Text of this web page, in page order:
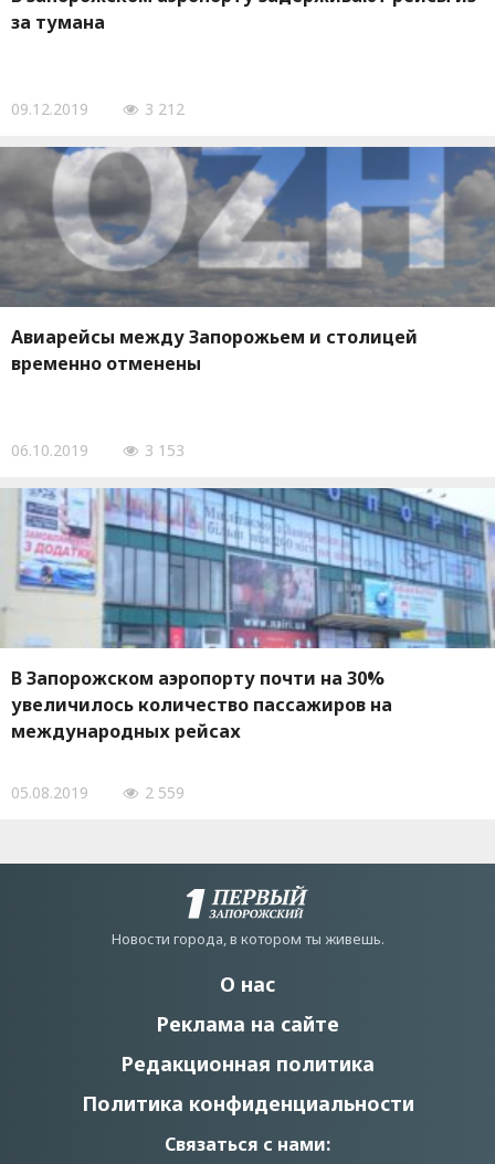
за тумана
09.12.2019 3 212
Авиарейсы между Запорожьем и столицей
временно отменены
06.10.2019 3 153
В Запорожском аэропорту почти на 30%
увеличилось количество пассажиров на
международных рейсах
05.08.2019 2 559
Новости города, в котором ты живешь.
О нас
Реклама на сайте
Редакционная политика
Политика конфиденциальности
Связаться с нами: